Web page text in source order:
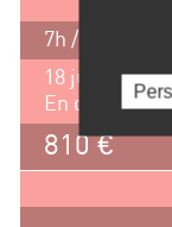
7h / 1 jour
18 juin 2026
En distanciel
810 €